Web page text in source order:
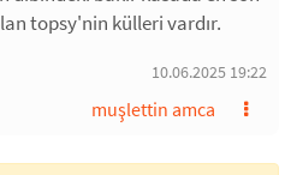
topsy'nin külleri vardır.
10.06.2025 19:22
muşlettin amca